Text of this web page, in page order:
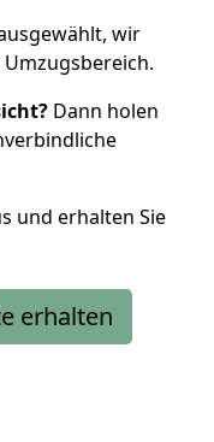
wir
Dann holen
und erhalten Sie
erhalten